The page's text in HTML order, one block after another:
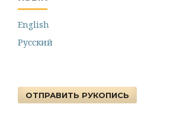
English
Русский
ОТПРАВИТЬ РУКОПИСЬ